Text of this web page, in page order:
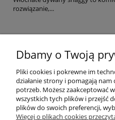
rozwiązanie,...
Płatności
Dbamy o Twoją
Pliki cookies i pokrewne im
działanie strony i pomagają
potrzeb. Możesz zaakceptować
wszystkich tych plików i przejść
plików do swoich preferencji,
Więcej o plikach cookies